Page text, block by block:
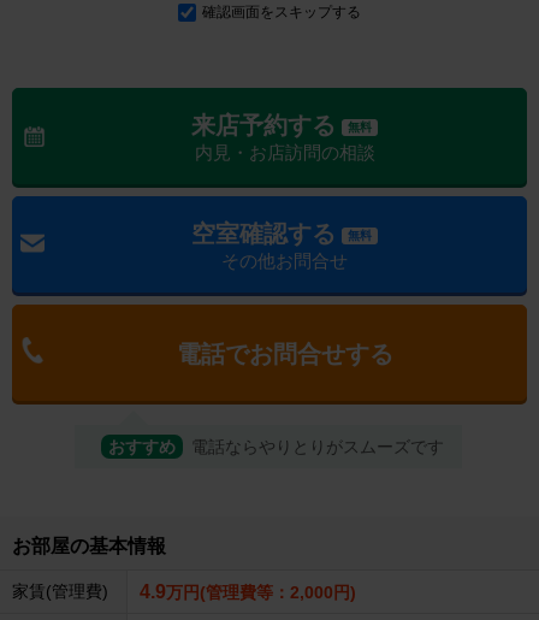
確認画面をスキップする
来店予約する 無料
内見・お店訪問の相談
空室確認する 無料
その他お問合せ
電話でお問合せする
おすすめ 電話ならやりとりがスムーズです
お部屋の基本情報
家賃(管理費) 4.9万円(管理費等：2,000円)